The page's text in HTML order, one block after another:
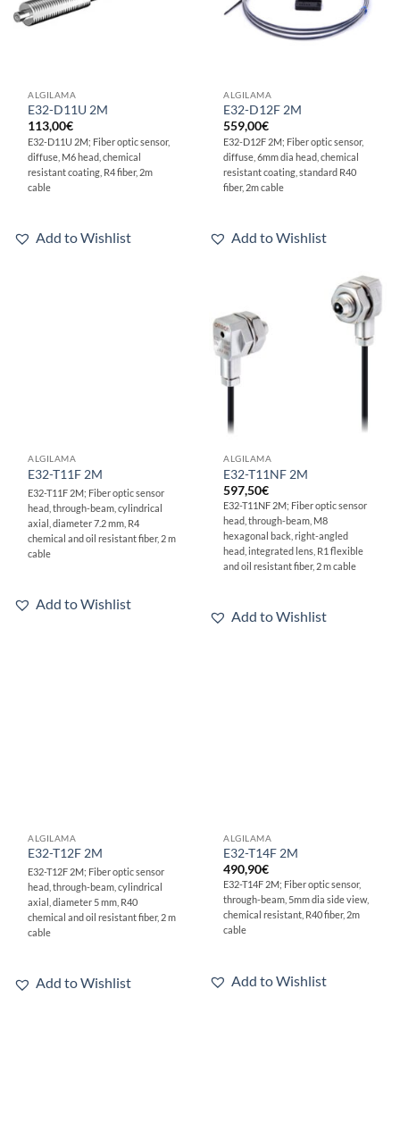
ALGILAMA
E32-D11U 2M
113,00€
E32-D11U 2M; Fiber optic sensor,
diffuse, M6 head, chemical
resistant coating, R4 fiber, 2m
cable
Add to Wishlist
ALGILAMA
E32-D12F 2M
559,00€
E32-D12F 2M; Fiber optic sensor,
diffuse, 6mm dia head, chemical
resistant coating, standard R40
fiber, 2m cable
Add to Wishlist
ALGILAMA
E32-T11F 2M
E32-T11F 2M; Fiber optic sensor
head, through-beam, cylindrical
axial, diameter 7.2 mm, R4
chemical and oil resistant fiber, 2 m
cable
Add to Wishlist
ALGILAMA
E32-T11NF 2M
597,50€
E32-T11NF 2M; Fiber optic sensor
head, through-beam, M8
hexagonal back, right-angled
head, integrated lens, R1 flexible
and oil resistant fiber, 2 m cable
Add to Wishlist
ALGILAMA
E32-T12F 2M
E32-T12F 2M; Fiber optic sensor
head, through-beam, cylindrical
axial, diameter 5 mm, R40
chemical and oil resistant fiber, 2 m
cable
Add to Wishlist
ALGILAMA
E32-T14F 2M
490,90€
E32-T14F 2M; Fiber optic sensor,
through-beam, 5mm dia side view,
chemical resistant, R40 fiber, 2m
cable
Add to Wishlist